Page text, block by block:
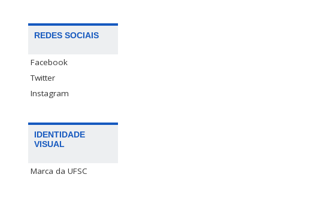
REDES SOCIAIS
Facebook
Twitter
Instagram
IDENTIDADE
VISUAL
Marca da UFSC